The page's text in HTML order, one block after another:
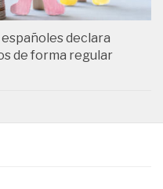
declara
de forma regular